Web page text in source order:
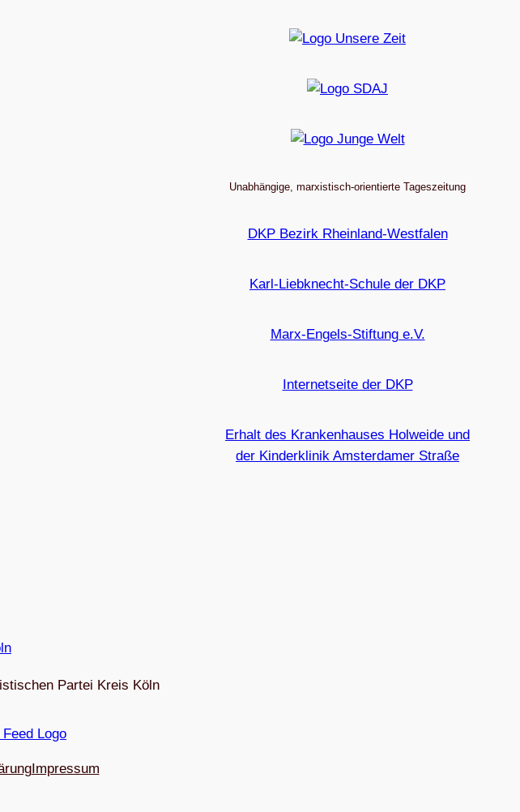
Unabhängige, marxistisch-orientierte Tageszeitung
DKP Bezirk Rheinland-Westfalen
Karl-Liebknecht-Schule der DKP
Marx-Engels-Stiftung e.V.
Internetseite der DKP
Erhalt des Krankenhauses Holweide und
der Kinderklinik Amsterdamer Straße
Partei Kreis Köln
Impres­sum